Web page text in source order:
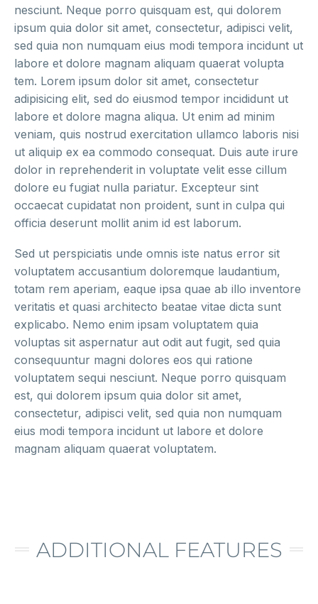
nesciunt. Neque porro quisquam est, qui dolorem
ipsum quia dolor sit amet, consectetur, adipisci velit,
sed quia non numquam eius modi tempora incidunt ut
labore et dolore magnam aliquam quaerat volupta
tem. Lorem ipsum dolor sit amet, consectetur
adipisicing elit, sed do eiusmod tempor incididunt ut
labore et dolore magna aliqua. Ut enim ad minim
veniam, quis nostrud exercitation ullamco laboris nisi
ut aliquip ex ea commodo consequat. Duis aute irure
dolor in reprehenderit in voluptate velit esse cillum
dolore eu fugiat nulla pariatur. Excepteur sint
occaecat cupidatat non proident, sunt in culpa qui
officia deserunt mollit anim id est laborum.
Sed ut perspiciatis unde omnis iste natus error sit
voluptatem accusantium doloremque laudantium,
totam rem aperiam, eaque ipsa quae ab illo inventore
veritatis et quasi architecto beatae vitae dicta sunt
explicabo. Nemo enim ipsam voluptatem quia
voluptas sit aspernatur aut odit aut fugit, sed quia
consequuntur magni dolores eos qui ratione
voluptatem sequi nesciunt. Neque porro quisquam
est, qui dolorem ipsum quia dolor sit amet,
consectetur, adipisci velit, sed quia non numquam
eius modi tempora incidunt ut labore et dolore
magnam aliquam quaerat voluptatem.
ADDITIONAL FEATURES​